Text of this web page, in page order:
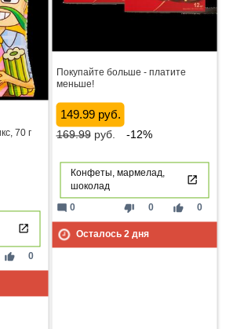
Покупайте больше - платите
меньше!
149.99 руб.
169.99руб. -12%
Конфеты, мармелад,
шоколад
thumb_down 0 thumb_up 0
mode_comment 0
Осталось 2дня
70 г
thumb_up 0